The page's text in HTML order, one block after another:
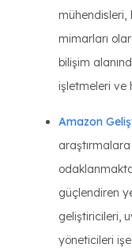
mühendisleri,
mimarları
bilişim
işletmeleri ve
Amazon
güçlendiren
geliştiricileri,
yöneticileri işe